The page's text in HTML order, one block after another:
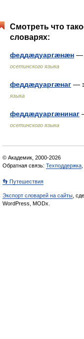
Смотреть что
словарях:
феддæдуаргæнæн —
осетинского языка
феддæдуаргæнаг —
языка
феддæдуаргæнинаг
осетинского языка
© Академик, 2000-2026
Обратная связь: Техподдержка
👣 Путешествия
Экспорт словарей на сайты ,
WordPress, MODx.